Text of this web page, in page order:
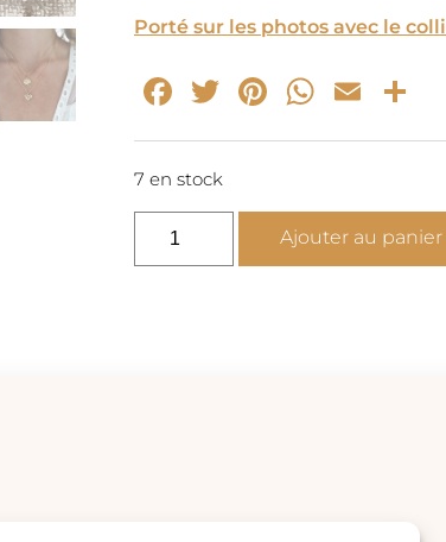
Porté sur les photos avec le
Facebook
Twitter
Pinterest
7 en stock
Ajouter au panier